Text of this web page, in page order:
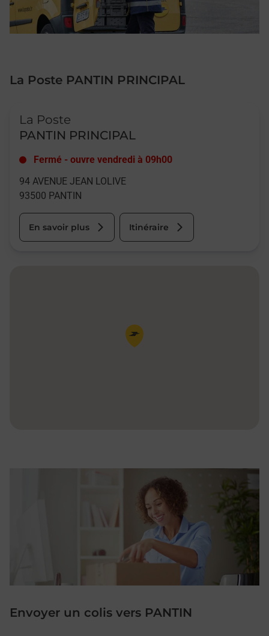
La Poste PANTIN PRINCIPAL
La Poste
PANTIN PRINCIPAL
Fermé - ouvre vendredi à 09h00
94 AVENUE JEAN LOLIVE
93500 PANTIN
En savoir plus Itinéraire
Pin de la carte
Envoyer un colis vers PANTIN